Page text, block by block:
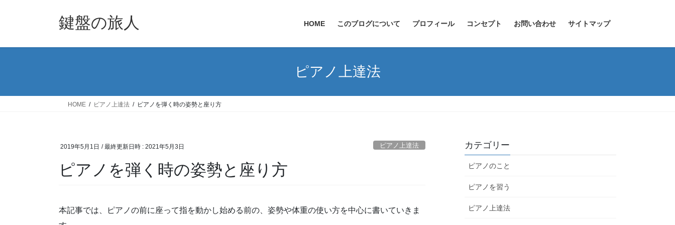
鍵盤の旅人 HOME このブログについて プロフィール コンセプト お問い合わせ サイトマップ
ピアノ上達法
HOME ピアノ上達法 ピアノを弾く時の姿勢と座り方
2019年5月1日 / 最終更新日時 : 2021年5月3日 ピアノ上達法
ピアノを弾く時の姿勢と座り方
本記事では、ピアノの前に座って指を動かし始める前の、姿勢や体重の使い方を中心に書いていきま
カテゴリー
ピアノのこと
ピアノを習う
ピアノ上達法